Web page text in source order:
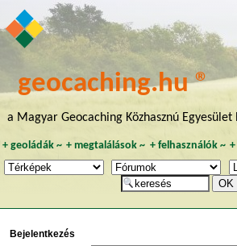
geocaching.hu ®
a Magyar Geocaching Közhasznú
+ geoládák~ +megtalálások ~ + felhasználók~ +
Bejelentkezés